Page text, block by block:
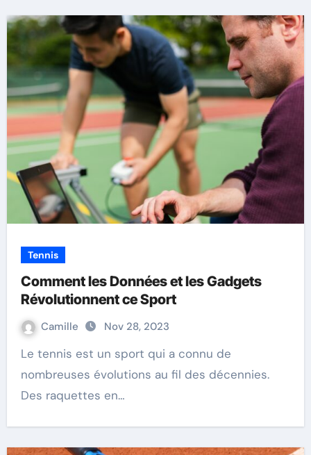
Tennis
Comment les Données et les Gadgets
Révolutionnent ce Sport
Camille Nov 28, 2023
Le tennis est un sport qui a connu de
nombreuses évolutions au fil des décennies.
Des raquettes en…